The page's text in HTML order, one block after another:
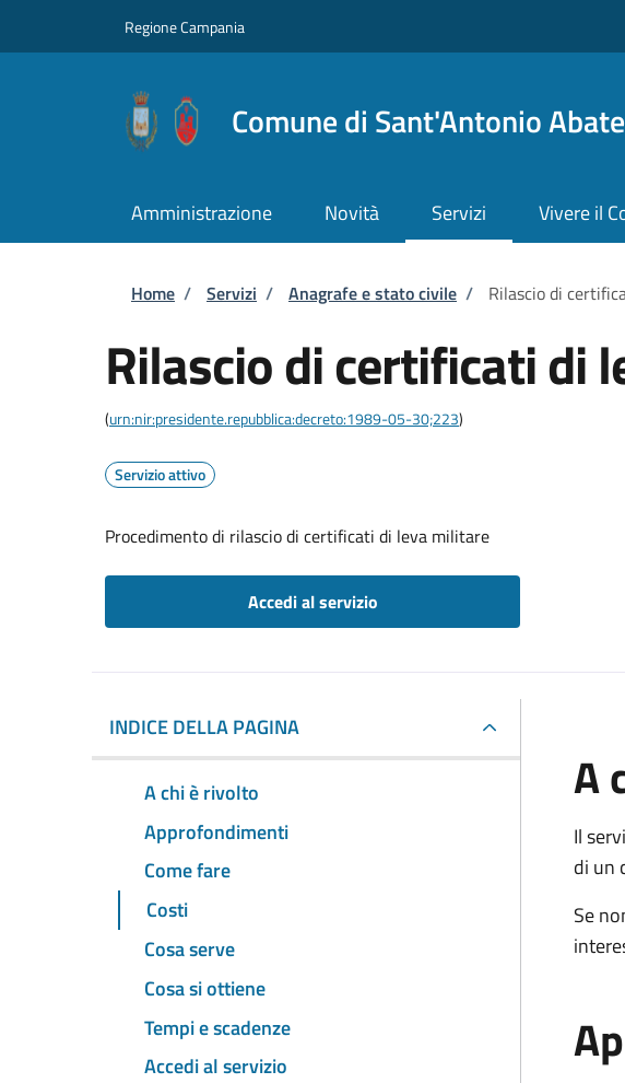
Regione Campania
Comune di Sant'Antonio Abate
Amministrazione Novità Servizi Vivere il
Briciole di pane
Home / Servizi / Anagrafe e stato civile / Rilascio di
Rilascio di certificati di
(urn:nir:presidente.repubblica:decreto:1989-05-30;223)
Servizio attivo
Procedimento di rilascio di certificati di leva militare
Accedi al servizio
INDICE DELLA PAGINA
A chi è rivolto
Approfondimenti
Come fare
Costi
Cosa serve
Cosa si ottiene
Tempi e scadenze
Accedi al servizio
A
Il
di un
Se